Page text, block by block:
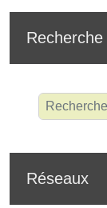
Recherche
Réseaux